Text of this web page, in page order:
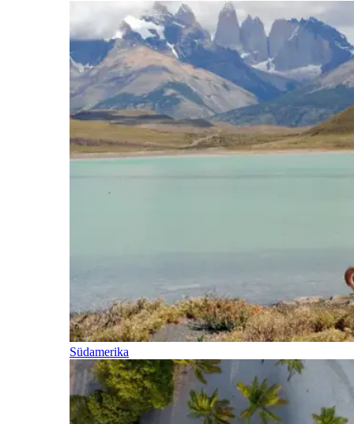
Südamerika